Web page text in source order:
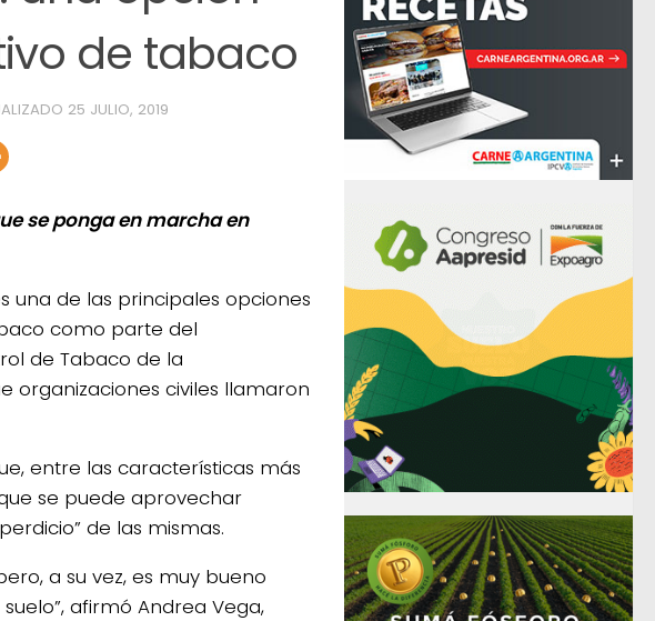
de tabaco
25 JULIO, 2019
se ponga en marcha en
una de las principales opciones
como parte del
de Tabaco de la
organizaciones civiles llamaron
entre las características más
se puede aprovechar
de las mismas.
a su vez, es muy bueno
afirmó Andrea Vega,